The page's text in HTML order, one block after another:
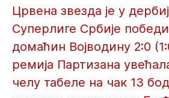
Црвена звезда је у
Суперлиге Србије
домаћин Војводину 2:0
ремија Партизана
челу табеле на чак 13